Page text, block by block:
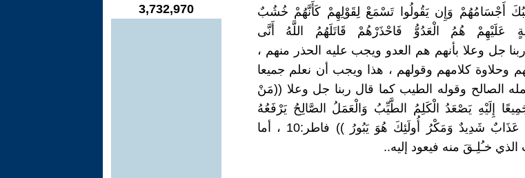
أَجْسَامُهُمْ وَإِن يَقُولُوا تَسْمَعْ لِقَوْلِهِمْ كَأَنَّهُمْ خُشُبٌ
هُمُ الْعَدُوُّ فَاحْذَرْهُمْ قَاتَلَهُمُ اللَّهُ أَنَّى
وحذره ربنا جل وعلا بأنهم هم العدو ويجب عليه الحذر منهم ،
كلامهم وقولهم ، هذا ويجب أن نعلم جميعا
الصالح وقوله الطيب كما قال ربنا جل وعلا ((مَنْ
إِلَيْهِ يَصْعَدُ الْكَلِمُ الطَّيِّبُ وَالْعَمَلُ الصَّالِحُ يَرْفَعُهُ
وَالَّذِينَ يَمْكُرُونَ السَّيِّئَاتِ لَهُمْ عَذَابٌ شَدِيدٌ وَمَكْرُ أُولَئِكَ هُوَ يَبُورُ )) فاطر:10 ، أما
خـُلِـقَ منه فيعود إليه..
3,732,970